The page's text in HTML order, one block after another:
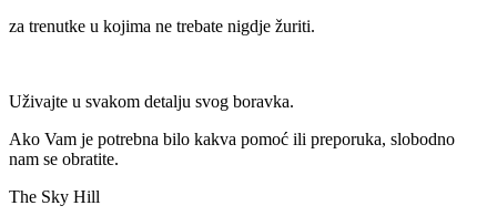
za trenutke u kojima ne trebate nigdje žuriti.
Uživajte u svakom detalju svog boravka.
Ako Vam je potrebna bilo kakva pomoć ili preporuka, slobodno
nam se obratite.
The Sky Hill